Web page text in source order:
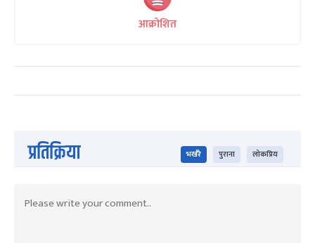
आक्रोशित
प्रतिक्रिया भर्खरै पुराना लोकप्रिय